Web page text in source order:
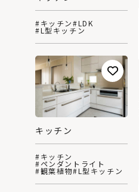
#キッチン#LDK
#L型キッチン
キッチン
#キッチン
#ペンダントライト
#観葉植物#L型キッチン